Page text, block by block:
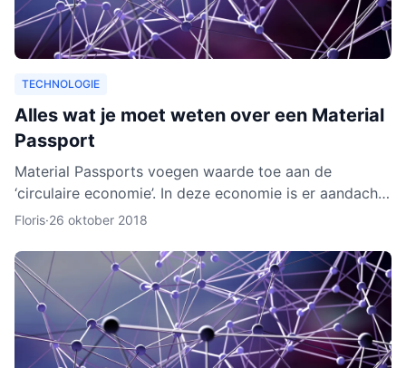
TECHNOLOGIE
Alles wat je moet weten over een Material
Passport
Material Passports voegen waarde toe aan de
‘circulaire economie’. In deze economie is er aandacht
voor het hergebruik van materialen. We gaan dan
Floris·26 oktober 2018